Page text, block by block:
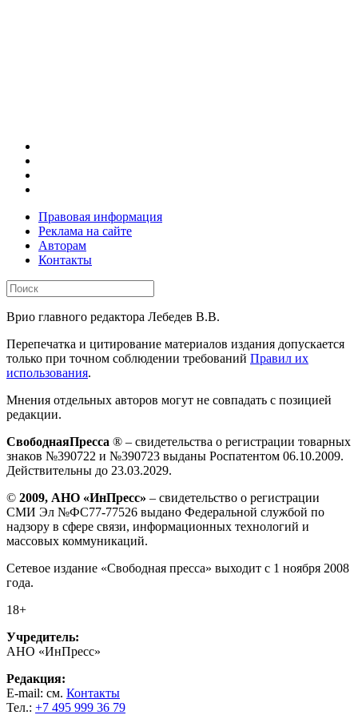
Правовая информация
Реклама на сайте
Авторам
Контакты
Врио главного редактора Лебедев В.В.
Перепечатка и цитирование материалов издания допускается
только при точном соблюдении требований Правил их
использования.
Мнения отдельных авторов могут не совпадать с позицией
редакции.
СвободнаяПресса ® – свидетельства о регистрации товарных
знаков №390722 и №390723 выданы Роспатентом 06.10.2009.
Действительны до 23.03.2029.
© 2009, АНО «ИнПресс» – свидетельство о регистрации
СМИ Эл №ФС77-77526 выдано Федеральной службой по
надзору в сфере связи, информационных технологий и
массовых коммуникаций.
Сетевое издание «Свободная пресса» выходит с 1 ноября 2008
года.
18+
Учредитель:
АНО «ИнПресс»
Редакция:
E-mail: см. Контакты
Тел.: +7 495 999 36 79